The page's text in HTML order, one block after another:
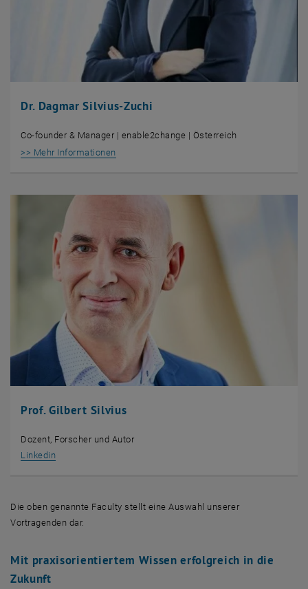
Dr. Dagmar Silvius-Zuchi
Co-founder & Manager | enable2change | Österreich
>> Mehr Informationen
Prof. Gilbert Silvius
Dozent, Forscher und Autor
Linkedin
Die oben genannte Faculty stellt eine Auswahl unserer
Vortragenden dar.
Mit praxisorientiertem Wissen erfolgreich in die
Zukunft